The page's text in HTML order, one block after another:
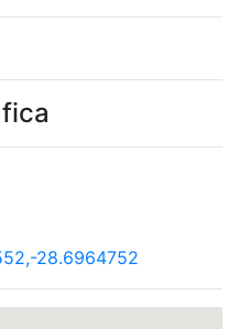
28.6964752